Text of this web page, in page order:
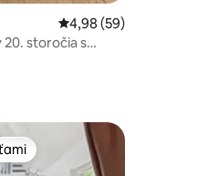
Priemerné
4,98 (59)
storočia s